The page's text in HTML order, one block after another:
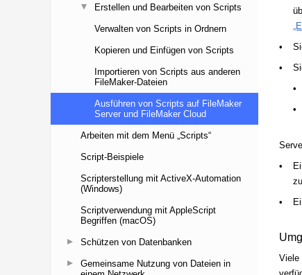
Erstellen und Bearbeiten von Scripts
Verwalten von Scripts in Ordnern
Kopieren und Einfügen von Scripts
Importieren von Scripts aus anderen
FileMaker-Dateien
Ausführen von Scripts auf FileMaker
Server und FileMaker Cloud
Arbeiten mit dem Menü „Scripts“
Script-Beispiele
Scripterstellung mit ActiveX-Automation
(Windows)
Scriptverwendung mit AppleScript
Begriffen (macOS)
Schützen von Datenbanken
Gemeinsame Nutzung von Dateien in